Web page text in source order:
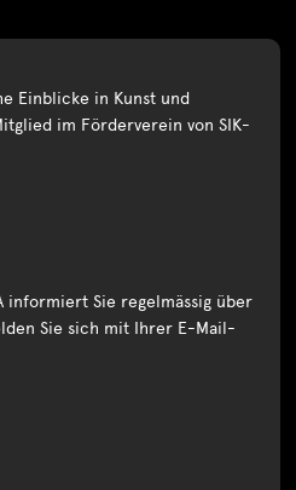
Einblicke in Kunst und
im Förderverein von SIK-
informiert Sie regelmässig über
Sie sich mit Ihrer E-Mail-